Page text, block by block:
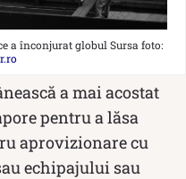
a înconjurat globul Sursa foto:
a mai acostat
pentru a lăsa
aprovizionare cu
echipajului sau